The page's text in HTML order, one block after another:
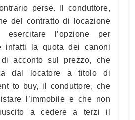
perse. Il conduttore,
del contratto di locazione
l’opzione per
infatti la quota dei canoni
acconto sul prezzo, che
dal locatore a titolo di
to buy, il conduttore, che
l’immobile e che non
a cedere a terzi il